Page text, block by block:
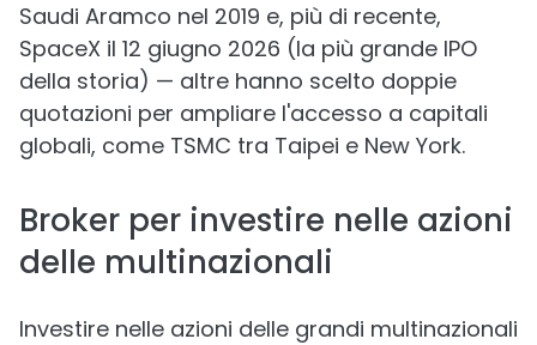
Saudi Aramco nel 2019 e, più di recente,
SpaceX il 12 giugno 2026 (la più grande IPO
della storia) — altre hanno scelto doppie
quotazioni per ampliare l'accesso a capitali
globali, come TSMC tra Taipei e New York.
Broker per investire nelle azioni
delle multinazionali
Investire nelle azioni delle grandi multinazionali